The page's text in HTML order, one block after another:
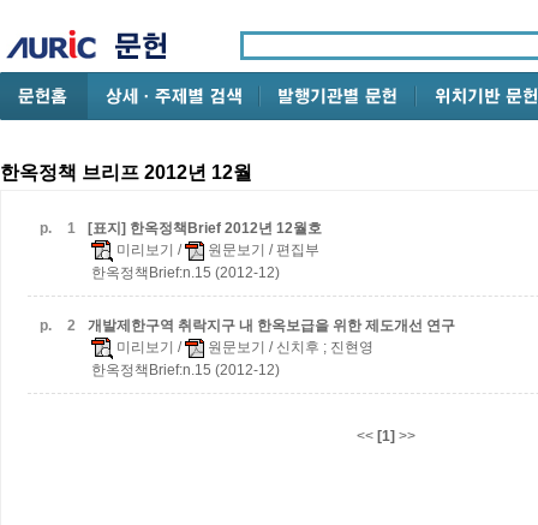
한옥정책 브리프 2012년 12월
p. 1
[표지] 한옥정책Brief 2012년 12월호
미리보기 / 원문보기 / 편집부
한옥정책Brief:n.15 (2012-12)
p. 2
개발제한구역 취락지구 내 한옥보급을 위한 제도개선 연구
미리보기 / 원문보기 / 신치후 ; 진현영
한옥정책Brief:n.15 (2012-12)
<< [1] >>